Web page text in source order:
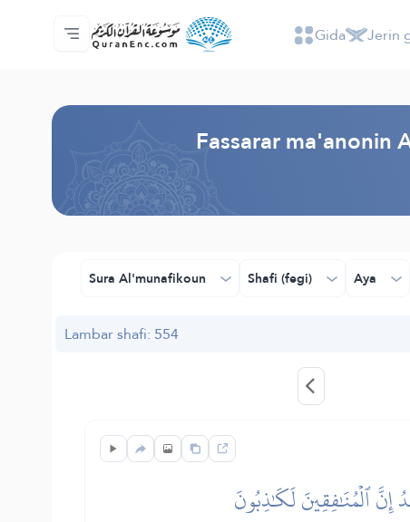
Gida
Jerin ginshikan taken fassarorin
Audio
Ayyukan masu bunkasawa - API
Dangane da wannan aikin
Ka tuntube mu
Harshe Gida Jerin
Fassarar ma'anonin
Sura Al'munafikoun Shafi (fegi) Aya
Lambar shafi: 554
إِنَّ ٱلۡمُنَٰفِقِينَ لَكَٰذِبُونَ